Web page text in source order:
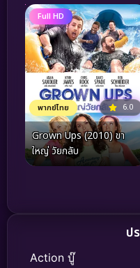
Full HD
พากย์ไทย 6.0
Grown Ups (2010) ขา
ใหญ่ วัยกลับ
ป
Action บู๊